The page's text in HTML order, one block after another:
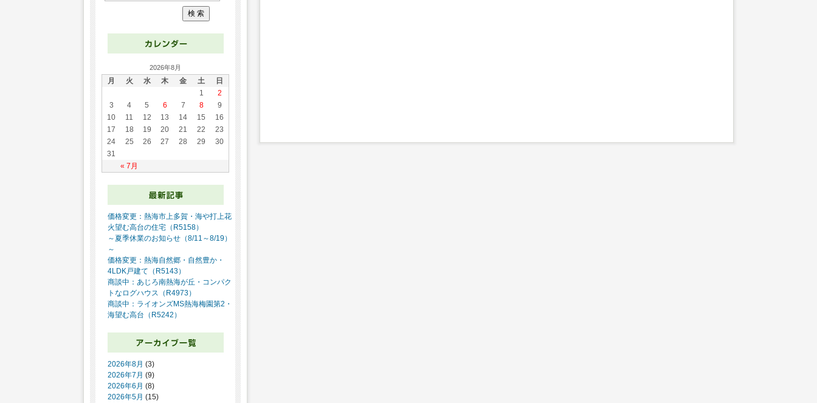
2026年8月
月 火 水 木 金 土 日
« 7月
1
2
3
4 5 6 7 8
9
10
11 12 13 14 15
16
17
18 19 20 21 22
23
24
25 26 27 28 29
30
31
価格変更：熱海市上多賀・海や打上花
火望む高台の住宅（R5158）
～夏季休業のお知らせ（8/11～8/19）
～
価格変更：熱海自然郷・自然豊か・
4LDK戸建て（R5143）
商談中：あじろ南熱海が丘・コンパク
トなログハウス（R4973）
商談中：ライオンズMS熱海梅園第2・
海望む高台（R5242）
2026年8月 (3)
2026年7月 (9)
2026年6月 (8)
2026年5月 (15)